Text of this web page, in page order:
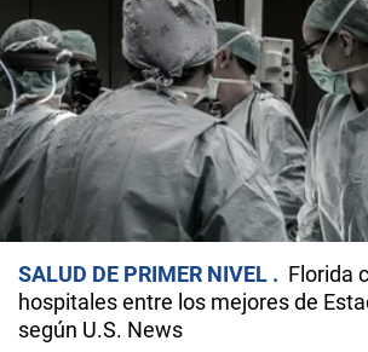
SALUD DE PRIMER NIVEL
Florida
hospitales entre los mejores de
según U.S. News